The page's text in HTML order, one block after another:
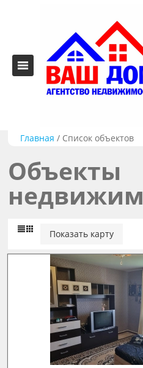
Главная / Список объектов
Объекты
Показать карту